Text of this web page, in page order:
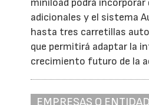
miniload podrá incorporar
adicionales y el sistema
hasta tres carretillas
que permitirá adaptar la
crecimiento futuro de la
EMPRESAS O